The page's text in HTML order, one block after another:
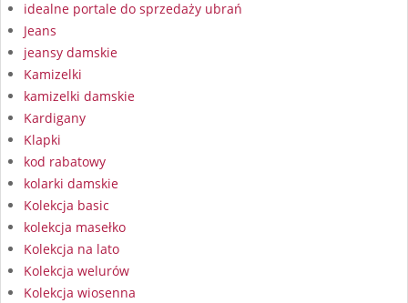
idealne portale do sprzedaży ubrań
Jeans
jeansy damskie
Kamizelki
kamizelki damskie
Kardigany
Klapki
kod rabatowy
kolarki damskie
Kolekcja basic
kolekcja masełko
Kolekcja na lato
Kolekcja welurów
Kolekcja wiosenna